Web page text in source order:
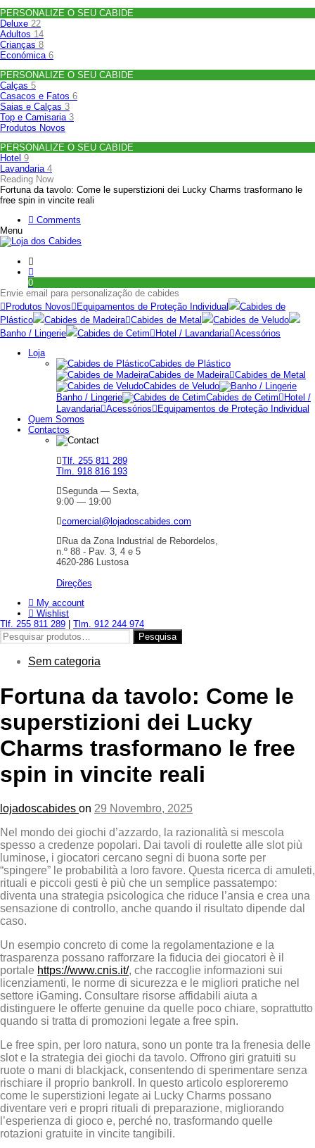
PERSONALIZE O SEU CABIDE
Deluxe 22
Adultos 14
Crianças 8
Económica 6
PERSONALIZE O SEU CABIDE
Calças 5
Casacos e Fatos 6
Saias e Calças 3
Top e Camisaria 3
Produtos Novos
PERSONALIZE O SEU CABIDE
Hotel 9
Lavandaria 4
Reading Now
Fortuna da tavolo: Come le superstizioni dei Lucky Charms trasformano le
free spin in vincite reali
Comments
Menu
0
Envie email para personalização de cabides
Produtos Novos
Equipamentos de Proteção Individual
Cabides de
Plástico
Cabides de Madeira Cabides de Metal
Cabides de Veludo
Banho / Lingerie
Cabides de Cetim Hotel / Lavandaria Acessórios
Loja
Cabides de Plástico
Cabides de Madeira Cabides de Metal
Cabides de Veludo
Banho / Lingerie
Cabides de Cetim
Hotel /
Lavandaria Acessórios
Equipamentos de Proteção Individual
Quem Somos
Contactos
Tlf. 255 811 289
Tlm. 918 816 193
Segunda — Sexta,
9:00 — 19:00
comercial@lojadoscabides.com
Rua da Zona Industrial de Rebordelos,
n.º 88 - Pav. 3, 4 e 5
4620-286 Lustosa
Direções
My account
Wishlist
Tlf. 255 811 289
Tlm. 912 244 974
Pesquisar
por:
Pesquisa
Sem categoria
Fortuna da tavolo: Come le
superstizioni dei Lucky
Charms trasformano le free
spin in vincite reali
lojadoscabides on 29 Novembro, 2025
Nel mondo dei giochi d’azzardo, la razionalità si mescola
spesso a credenze popolari. Dai tavoli di roulette alle slot più
luminose, i giocatori cercano segni di buona sorte per
“spingere” le probabilità a loro favore. Questa ricerca di amuleti,
rituali e piccoli gesti è più che un semplice passatempo:
diventa una strategia psicologica che riduce l’ansia e crea una
sensazione di controllo, anche quando il risultato dipende dal
caso.
Un esempio concreto di come la regolamentazione e la
trasparenza possano rafforzare la fiducia dei giocatori è il
portale https://www.cnis.it/, che raccoglie informazioni sui
licenziamenti, le norme di sicurezza e le migliori pratiche nel
settore iGaming. Consultare risorse affidabili aiuta a
distinguere le offerte genuine da quelle poco chiare, soprattutto
quando si tratta di promozioni legate a free spin.
Le free spin, per loro natura, sono un ponte tra la frenesia delle
slot e la strategia dei giochi da tavolo. Offrono giri gratuiti su
ruote o mani di blackjack, consentendo di sperimentare senza
rischiare il proprio bankroll. In questo articolo esploreremo
come le superstizioni legate ai Lucky Charms possano
diventare veri e propri rituali di preparazione, migliorando
l’esperienza di gioco e, perché no, trasformando quelle
rotazioni gratuite in vincite tangibili.